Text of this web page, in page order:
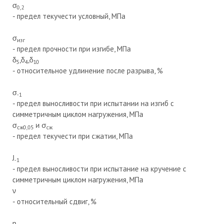
σ0,2
- предел текучести условный, МПа
σизг
- предел прочности при изгибе, МПа
δ5,δ4,δ10
- относительное удлинение после разрыва, %
σ-1
- предел выносливости при испытании на изгиб с
симметричным циклом нагружения, МПа
σсж0,05 и σсж
- предел текучести при сжатии, МПа
J-1
- предел выносливости при испытание на кручение с
симметричным циклом нагружения, МПа
ν
- относительный сдвиг, %